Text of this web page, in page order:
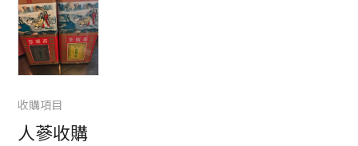
收購項目
人蔘收購